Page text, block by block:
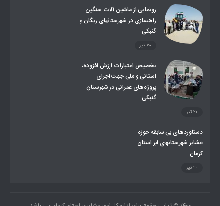
تشکیلات اداری
رونمایی از ماشین آلات سنگین
راهسازی در شهرستانهای ریگان و
گنبکی
۲۰ تیر
تخصیص اعتبارات ارزش افزوده،
استانی و ملی جهت اجرای
پروژه‌های عمرانی در شهرستان
گنبکی
۲۰ تیر
دستاوردهای بی سابقه حوزه
عشایر شهرستانهای ابر استان
کرمان
۲۰ تیر